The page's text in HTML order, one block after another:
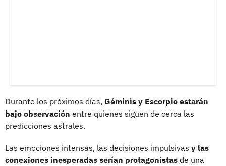
Durante los próximos días, Géminis y Escorpio estarán
bajo observación entre quienes siguen de cerca las
predicciones astrales.
Las emociones intensas, las decisiones impulsivas y las
conexiones inesperadas serían protagonistas de una